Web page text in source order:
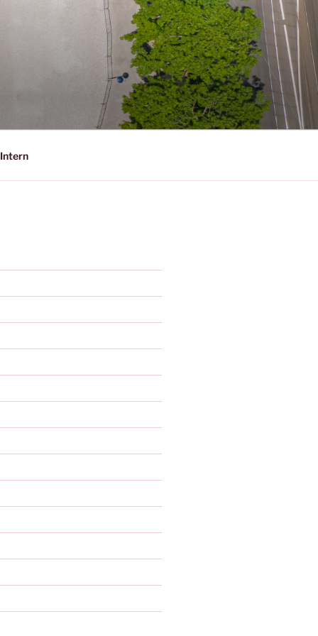
Intern